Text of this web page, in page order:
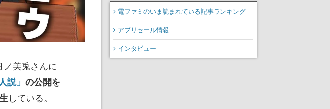
美兎さんに
説」 の公開を
している。
電ファミのいま読まれている記事ランキング
アプリセール情報
インタビュー